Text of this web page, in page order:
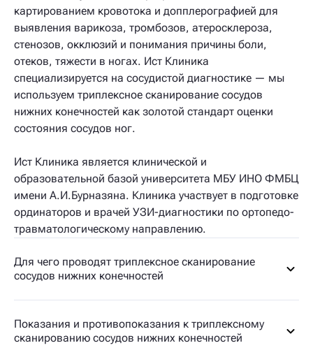
картированием кровотока и допплерографией для
выявления варикоза, тромбозов, атеросклероза,
стенозов, окклюзий и понимания причины боли,
отеков, тяжести в ногах. Ист Клиника
специализируется на сосудистой диагностике — мы
используем триплексное сканирование сосудов
нижних конечностей как золотой стандарт оценки
состояния сосудов ног.
Ист Клиника является клинической и
образовательной базой университета МБУ ИНО ФМБЦ
имени А.И.Бурназяна. Клиника участвует в подготовке
ординаторов и врачей УЗИ-диагностики по ортопедо-
травматологическому направлению.
Для чего проводят триплексное сканирование
сосудов нижних конечностей
Показания и противопоказания к триплексному
сканированию сосудов нижних конечностей